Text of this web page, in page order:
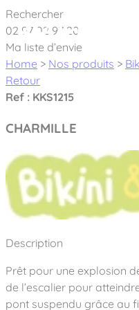
Cookies management panel
Créateur et
Nos dernières
À propos
Nos Garanties
Notre concept
Aires de jeux
Tous nos jeux
Jeux inclusifs
Sport & Fitness
Agrès fitness
Mobilier &
Rechercher
02 97 02 97 20
Ma liste d’envie
Home > Nos produits >
Retour
Ref : KKS1215
CHARMILLE
Description
Prêt pour une explosion
de l’escalier pour
pont suspendu grâce au